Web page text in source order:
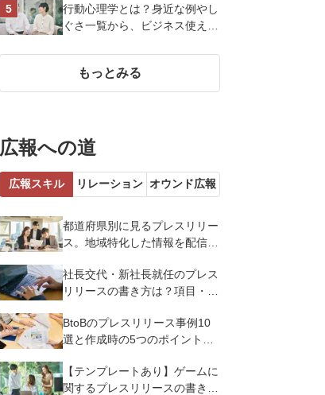
行動心理学とは？身近な例やし
ぐさ一覧から、ビジネス使える
もっとみる
広報への道
広報スキル リレーション オウンド広報
都道府県別に見るプレスリリー
ス。地域特化した情報を配信す
社長交代・新社長就任のプレス
リリースの書き方は？項目・ポ
BtoBのプレスリリース事例10
選と作成時の5つのポイントを
【テンプレートあり】ゲームに
関するプレスリリースの書き方